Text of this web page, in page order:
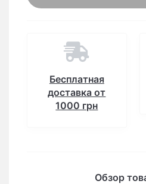
Бесплатная
доставка от
1000 грн
Обзор